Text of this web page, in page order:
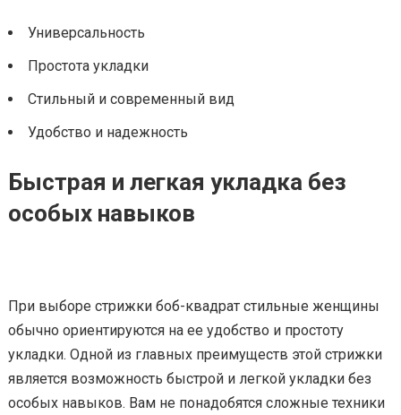
Универсальность
Простота укладки
Стильный и современный вид
Удобство и надежность
Быстрая и легкая укладка без
особых навыков
При выборе стрижки боб-квадрат стильные женщины
обычно ориентируются на ее удобство и простоту
укладки. Одной из главных преимуществ этой стрижки
является возможность быстрой и легкой укладки без
особых навыков. Вам не понадобятся сложные техники